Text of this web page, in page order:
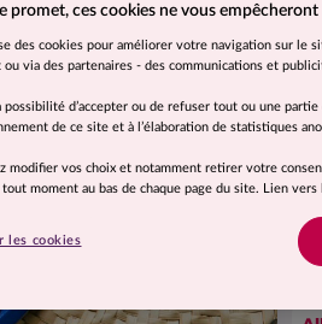
Suggestion de présentation. Photo non contractuelle.
promet, ces cookies ne vous empêcheront
des cookies pour améliorer votre navigation sur le
via des partenaires - des communications et
possibilité d’accepter ou de refuser tout ou une
de ce site et à l’élaboration de statistiques
modifier vos choix et notamment retirer votre
tout moment au bas de chaque page du site. Lien vers
les cookies